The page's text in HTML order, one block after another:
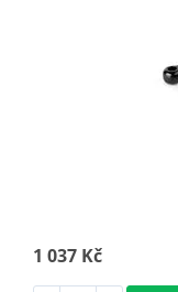
1 037 Kč